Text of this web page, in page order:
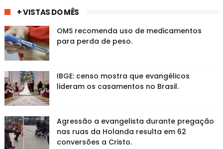
+ VISTAS DO MÊS
OMS recomenda uso de medicamentos
para perda de peso.
IBGE: censo mostra que evangélicos
lideram os casamentos no Brasil.
Agressão a evangelista durante pregação
nas ruas da Holanda resulta em 62
conversões a Cristo.